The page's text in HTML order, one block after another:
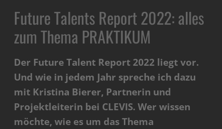
Future Talents Report 2022: alles
zum Thema PRAKTIKUM
Der Future Talent Report 2022 liegt vor.
Und wie in jedem Jahr spreche ich dazu
mit Kristina Bierer, Partnerin und
Projektleiterin bei CLEVIS. Wer wissen
möchte, wie es um das Thema